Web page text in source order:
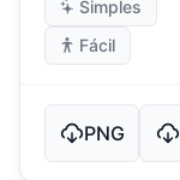
Simples
Fácil
PNG